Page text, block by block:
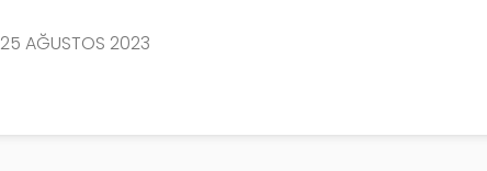
25 AĞUSTOS 2023